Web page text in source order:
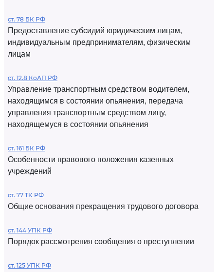
ст. 78 БК РФ
Предоставление субсидий юридическим лицам,
индивидуальным предпринимателям, физическим
лицам
ст. 12.8 КоАП РФ
Управление транспортным средством водителем,
находящимся в состоянии опьянения, передача
управления транспортным средством лицу,
находящемуся в состоянии опьянения
ст. 161 БК РФ
Особенности правового положения казенных
учреждений
ст. 77 ТК РФ
Общие основания прекращения трудового договора
ст. 144 УПК РФ
Порядок рассмотрения сообщения о преступлении
ст. 125 УПК РФ